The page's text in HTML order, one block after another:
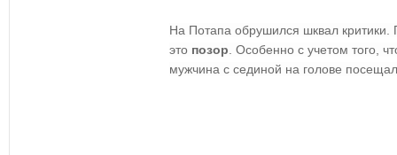
На Потапа обрушился шквал критики.
это позор . Особенно с учетом того,
мужчина с сединой на голове